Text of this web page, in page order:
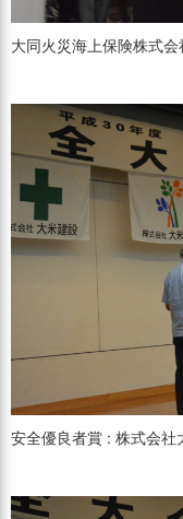
大同火災海上保険株式
安全優良者賞 : 株式会